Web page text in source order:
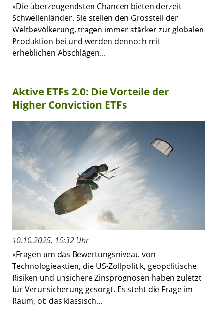
«Die überzeugendsten Chancen bieten derzeit
Schwellenländer. Sie stellen den Grossteil der
Weltbevölkerung, tragen immer stärker zur globalen
Produktion bei und werden dennoch mit
erheblichen Abschlägen...
Aktive ETFs 2.0: Die Vorteile der
Higher Conviction ETFs
10.10.2025, 15:32 Uhr
«Fragen um das Bewertungsniveau von
Technologieaktien, die US-Zollpolitik, geopolitische
Risiken und unsichere Zinsprognosen haben zuletzt
für Verunsicherung gesorgt. Es steht die Frage im
Raum, ob das klassisch...